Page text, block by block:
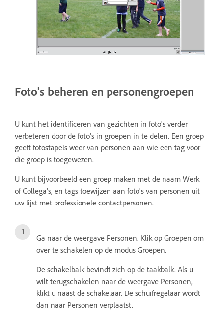
Foto's beheren en personengroepen
U kunt het identificeren van gezichten in foto's verder
verbeteren door de foto's in groepen in te delen. Een groep
geeft fotostapels weer van personen aan wie een tag voor
die groep is toegewezen.
U kunt bijvoorbeeld een groep maken met de naam Werk
of Collega's, en tags toewijzen aan foto's van personen uit
uw lijst met professionele contactpersonen.
Ga naar de weergave Personen. Klik op Groepen om
over te schakelen op de modus Groepen.
De schakelbalk bevindt zich op de taakbalk. Als u
wilt terugschakelen naar de weergave Personen,
klikt u naast de schakelaar. De schuifregelaar wordt
dan naar Personen verplaatst.